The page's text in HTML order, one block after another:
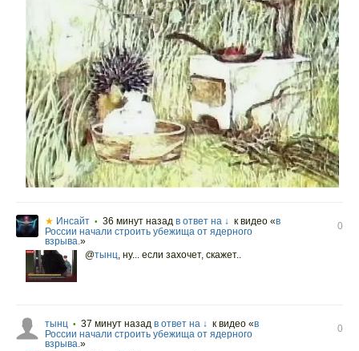
★ Инсайт • 36 минут назад в ответ на ↓ к видео «в
России начали строить убежища от ядерного
взрыва.»
0
@тынц, ну... если захочет, скажет..
тынц • 37 минут назад в ответ на ↓ к видео «в
России начали строить убежища от ядерного
взрыва.»
0